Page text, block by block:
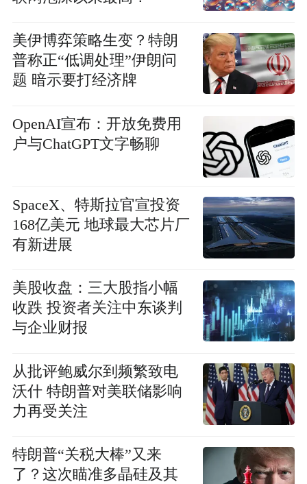
美伊博弈策略生变？特朗
普称正“低调处理”伊朗问
题 暗示要打经济牌
OpenAI宣布：开放免费用
户与ChatGPT文字畅聊
SpaceX、特斯拉官宣投资
168亿美元 地球最大芯片厂
有新进展
美股收盘：三大股指小幅
收跌 投资者关注中东谈判
与企业财报
从批评鲍威尔到频繁致电
沃什 特朗普对美联储影响
力再受关注
特朗普“关税大棒”又来
了？这次瞄准多晶硅及其